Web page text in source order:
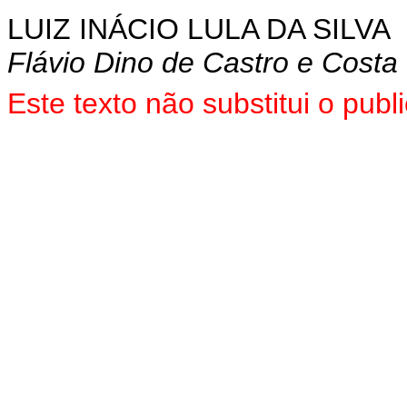
LUIZ INÁCIO LULA DA SILVA
Flávio Dino de Castro e Costa
Este texto não substitui o